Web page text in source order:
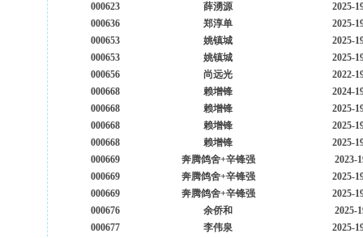
000623
薛湧源
2025-
000636
郑淳单
2025-
000653
姚镇城
2025-
000653
姚镇城
2025-
000656
尚远光
2022-
000668
赖增锋
2024-
000668
赖增锋
2025-
000668
赖增锋
2025-
000668
赖增锋
2025-
000669
奔腾鸽舍+辛锋强
2023-
000669
奔腾鸽舍+辛锋强
2025-
000669
奔腾鸽舍+辛锋强
2025-
000676
余侨和
2025-
000677
李伟泉
2025-